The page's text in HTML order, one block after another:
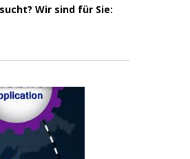
Wir sind für Sie: